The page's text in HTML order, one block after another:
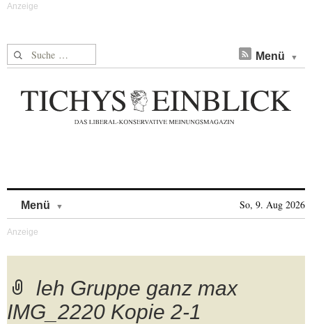
Suche nach: Menü
Menü So, 9. Aug 2026
leh Gruppe ganz max
IMG_2220 Kopie 2-1